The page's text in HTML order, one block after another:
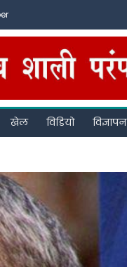
खेल विडियो विज्ञापन